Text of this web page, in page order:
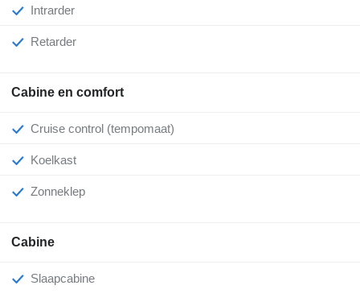
Intrarder
Retarder
Cabine en comfort
Cruise control (tempomaat)
Koelkast
Zonneklep
Cabine
Slaapcabine